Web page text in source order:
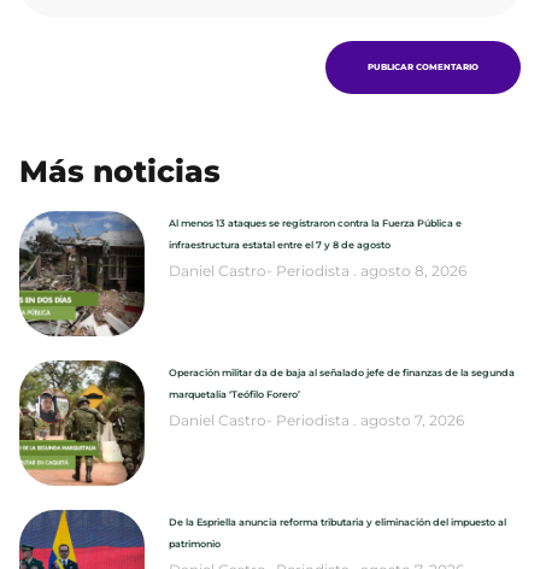
Más noticias
Al menos 13 ataques se registraron contra la Fuerza Pública e
infraestructura estatal entre el 7 y 8 de agosto
Daniel Castro- Periodista agosto 8, 2026
Operación militar da de baja al señalado jefe de finanzas de la segunda
marquetalia ‘Teófilo Forero’
Daniel Castro- Periodista agosto 7, 2026
De la Espriella anuncia reforma tributaria y eliminación del impuesto al
patrimonio